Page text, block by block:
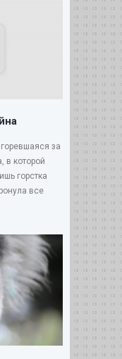
за
в которой
горстка
все